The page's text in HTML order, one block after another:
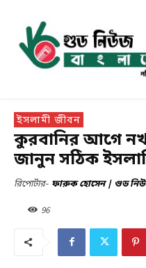
ইসলামী জীবন
কুরবানির আগে নখ
জানুন সঠিক
রিপোর্টার- ফারুক হোসেন | গুড
96